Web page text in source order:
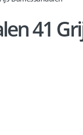
41